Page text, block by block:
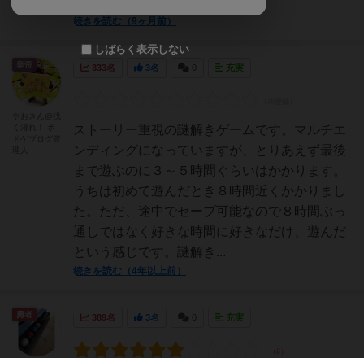
続きを読む（9ヶ月前）
333名 3名 充実
ストーリー重視の謎解きゲームです。マルチエ
ンディングになっていますが、とりあえず最後
まで遊ぶのに３～５時間ぐらいはかかります。
うちは初めて遊んだとき８時間近くかかりまし
た。ただ、途中でセーブ可能なので８時間ぶっ
通しではなく好きな時間に好きなだけ、遊んだ
という感じです。謎解き...
続きを読む（4年以上前）
皇帝
389名 3名 充実
しばらく表示しない